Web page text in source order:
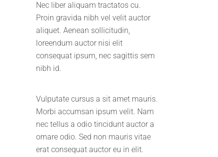
Nec liber aliquam tractatos cu.
Proin gravida nibh vel velit auctor
aliquet. Aenean sollicitudin,
loreendum auctor nisi elit
consequat ipsum, nec sagittis sem
nibh id.
Vulputate cursus a sit amet mauris.
Morbi accumsan ipsum velit. Nam
nec tellus a odio tincidunt auctor a
ornare odio. Sed non mauris vitae
erat consequat auctor eu in elit.